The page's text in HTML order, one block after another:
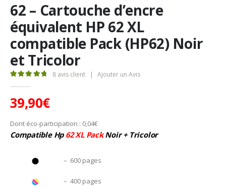
62 – Cartouche d’encre
équivalent HP 62 XL
compatible Pack (HP62) Noir
et Tricolor
8 avis client Ajouter un Avis
39,90€
Dont éco-participation : 0,04€
Compatible Hp 62 XL PackNoir + Tricolor
– 600 pages
– 400 pages